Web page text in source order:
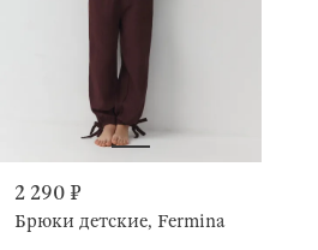
2 290 ₽
Брюки детские, Fermina